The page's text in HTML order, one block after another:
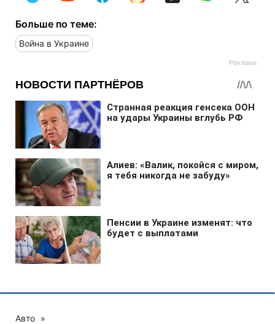
Больше по теме:
Война в Украине
Авто »